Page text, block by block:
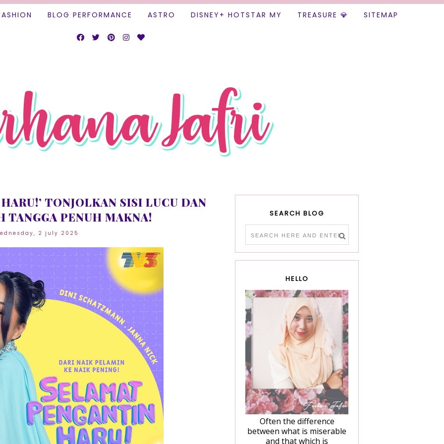
BLOG PERFORMANCE ASTRO DISNEY+ HOTSTAR MY TREASURE 💎 SITEMAP
TONJOLKAN SISI LUCU DAN
TANGGA PENUH MAKNA!
2 july 2025
SEARCH BLOG
HELLO
Often the difference
between what is miserable
and that which is